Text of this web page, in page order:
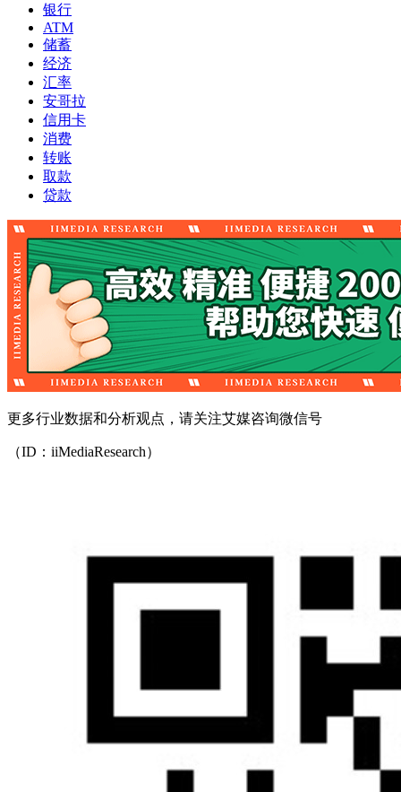
银行
ATM
储蓄
经济
汇率
安哥拉
信用卡
消费
转账
取款
贷款
更多行业数据和分析观点，请关注艾媒咨询微信号
（ID：iiMediaResearch）